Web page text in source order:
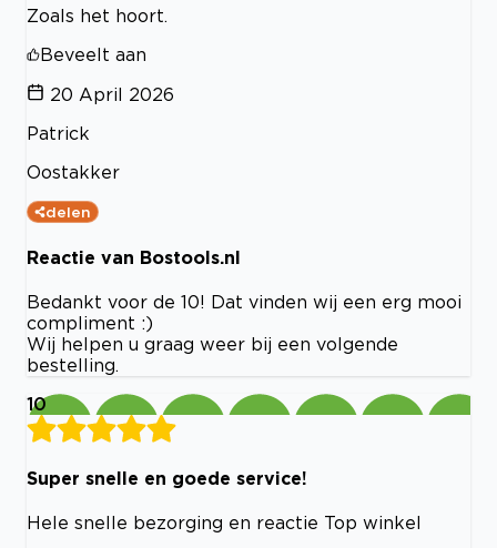
Zoals het hoort.
Beveelt aan
20 April 2026
Patrick
Oostakker
delen
Reactie van Bostools.nl
Bedankt voor de 10! Dat vinden wij een erg mooi
compliment :)
Wij helpen u graag weer bij een volgende
bestelling.
10
Super snelle en goede service!
Hele snelle bezorging en reactie Top winkel